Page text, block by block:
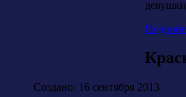
Создано: 16 сентября 2013